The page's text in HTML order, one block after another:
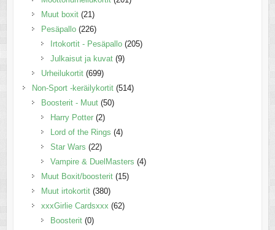
Muut boxit (21)
Pesäpallo (226)
Irtokortit - Pesäpallo (205)
Julkaisut ja kuvat (9)
Urheilukortit (699)
Non-Sport -keräilykortit (514)
Boosterit - Muut (50)
Harry Potter (2)
Lord of the Rings (4)
Star Wars (22)
Vampire & DuelMasters (4)
Muut Boxit/boosterit (15)
Muut irtokortit (380)
xxxGirlie Cardsxxx (62)
Boosterit (0)